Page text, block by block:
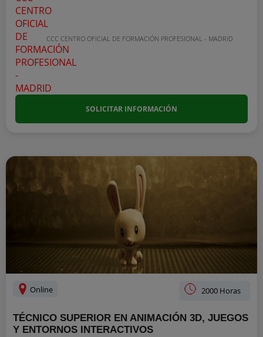
CCC CENTRO OFICIAL DE FORMACIÓN PROFESIONAL - MADRID
SOLICITAR INFORMACIÓN
Online 2000 Horas
TÉCNICO SUPERIOR EN ANIMACIÓN 3D, JUEGOS
Y ENTORNOS INTERACTIVOS